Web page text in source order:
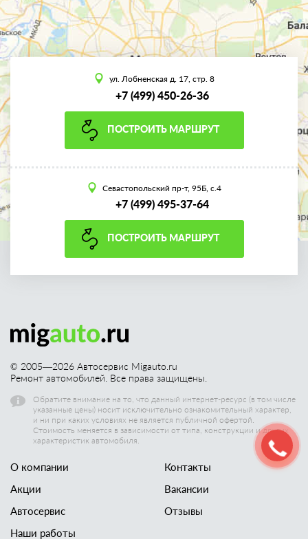
ул. Лобненская д. 17, стр. 8
+7 (499) 450-26-36
ПОСТРОИТЬ МАРШРУТ
Севастопольский пр-т, 95Б, с.4
+7 (499) 495-37-64
ПОСТРОИТЬ МАРШРУТ
© 2005—2026 Автосервис Migauto.ru
Ремонт автомобилей. Все права защищены.
Обратите внимание на то, что данный интернет-ресурс (в том числе
указанные цены) носит исключительно ознакомительный характер,
и ни при каких условиях не является публичной офертой.
Стоимость меняется в зависимости от типа, конструкции и других
характеристик автомобиля.
О компании
Акции
Автосервис
Наши работы
Контакты
Вакансии
Отзывы